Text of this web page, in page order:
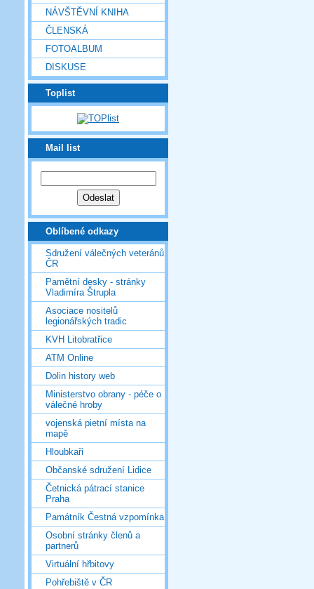
NÁVŠTĚVNÍ KNIHA
ČLENSKÁ
FOTOALBUM
DISKUSE
Toplist
Mail list
Oblíbené odkazy
Sdružení válečných veteránů
ČR
Pamětní desky - stránky
Vladimíra Štrupla
Asociace nositelů
legionářských tradic
KVH Litobratřice
ATM Online
Dolin history web
Ministerstvo obrany - péče o
válečné hroby
vojenská pietní místa na
mapě
Hloubkaři
Občanské sdružení Lidice
Četnická pátrací stanice
Praha
Památník Čestná vzpomínka
Osobní stránky členů a
partnerů
Virtuální hřbitovy
Pohřebiště v ČR